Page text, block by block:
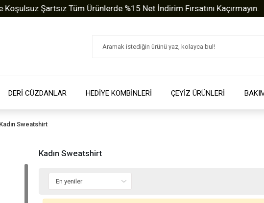
Şartsız Tüm Ürünlerde %15 Net İndirim Fırsatını Kaçırmayın.
DERİ CÜZDANLAR HEDİYE KOMBİNLERİ ÇEYİZ ÜRÜNLERİ
Kadın Sweatshirt
Kadın Sweatshirt